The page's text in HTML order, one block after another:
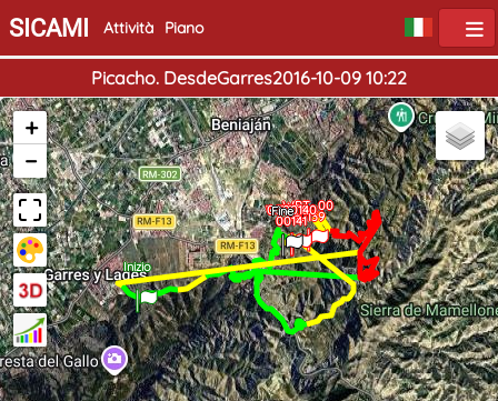
SICAMI Attività Piano
Picacho. DesdeGarres2016-10-09 10:22
Inizio
FineWPT_00
00139
WPT_00
00141
0000140
+
−